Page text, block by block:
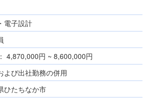
電子設計
4,870,000円 ~ 8,600,000円
よび出社勤務の併用
ひたちなか市